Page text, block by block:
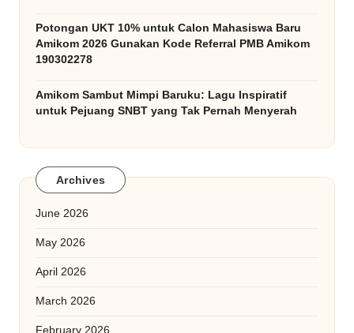
Potongan UKT 10% untuk Calon Mahasiswa Baru
Amikom 2026 Gunakan Kode Referral PMB Amikom
190302278
Amikom Sambut Mimpi Baruku: Lagu Inspiratif
untuk Pejuang SNBT yang Tak Pernah Menyerah
Archives
June 2026
May 2026
April 2026
March 2026
February 2026